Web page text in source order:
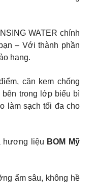
WATER chính
– Với thành phần
hạng.
cặn kem chống
trong lớp biểu bì
làm sạch tối đa cho
hương liệu BOM Mỹ
ẩm sâu, không hề